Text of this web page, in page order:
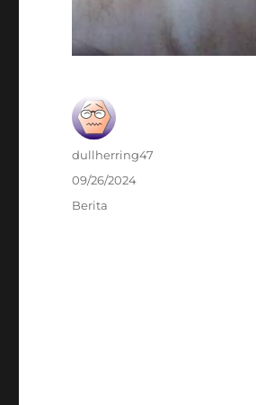
Author
dullherring47
Posted
09/26/2024
Categories
Berita